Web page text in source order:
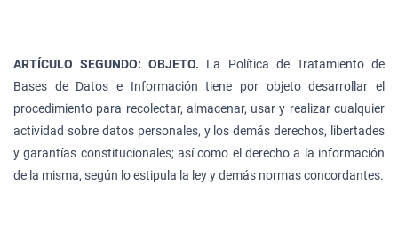
ARTÍCULO SEGUNDO: OBJETO. La Política de Tratamiento de
Bases de Datos e Información tiene por objeto desarrollar el
procedimiento para recolectar, almacenar, usar y realizar cualquier
actividad sobre datos personales, y los demás derechos, libertades
y garantías constitucionales; así como el derecho a la información
de la misma, según lo estipula la ley y demás normas concordantes.